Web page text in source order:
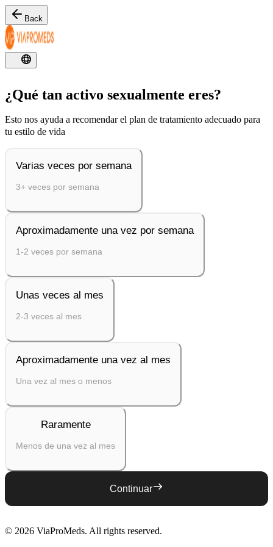
Back
¿Qué tan activo sexualmente eres?
Esto nos ayuda a recomendar el plan de tratamiento adecuado para
tu estilo de vida
Varias veces por semana
3+ veces por semana
Aproximadamente una vez por semana
1-2 veces por semana
Unas veces al mes
2-3 veces al mes
Aproximadamente una vez al mes
Una vez al mes o menos
Raramente
Menos de una vez al mes
Continuar
© 2026 ViaProMeds. All rights reserved.